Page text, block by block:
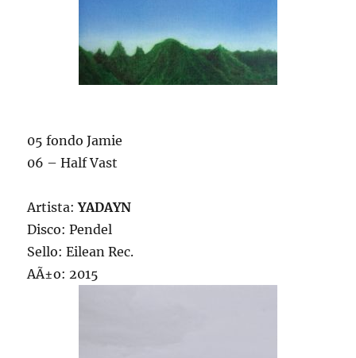
05 fondo Jamie
06 – Half Vast
Artista:YADAYN
Disco: Pendel
Sello: Eilean Rec.
AÃ±o: 2015